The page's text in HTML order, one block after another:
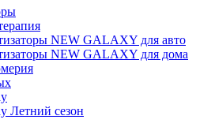
NEW GALAXY для авто
NEW GALAXY для дома
Летний сезон